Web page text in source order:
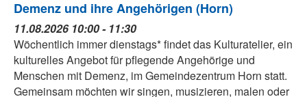
Demenz und ihre Angehörigen (Horn)
11.08.2026 10:00 - 11:30
Wöchentlich immer dienstags* findet das Kulturatelier, ein
kulturelles Angebot für pflegende Angehörige und
Menschen mit Demenz, im Gemeindezentrum Horn statt.
Gemeinsam möchten wir singen, musizieren, malen oder